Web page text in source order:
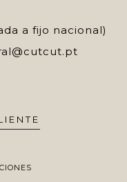
a fijo nacional)